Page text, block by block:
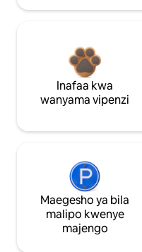
Inafaa kwa
wanyama vipenzi
Maegesho ya bila
malipo kwenye
majengo